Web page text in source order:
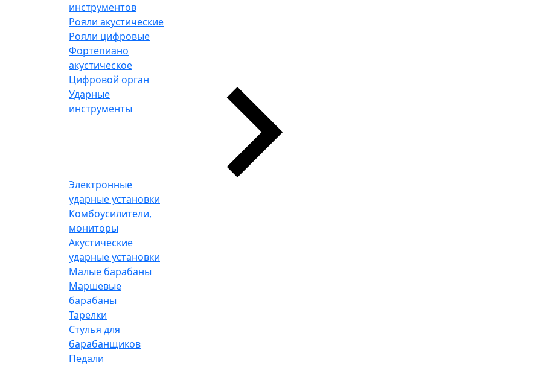
инструментов
Рояли акустические
Рояли цифровые
Фортепиано
акустическое
Цифровой орган
Ударные
инструменты
Электронные
ударные установки
Комбоусилители,
мониторы
Акустические
ударные установки
Малые барабаны
Маршевые
барабаны
Тарелки
Стулья для
барабанщиков
Педали